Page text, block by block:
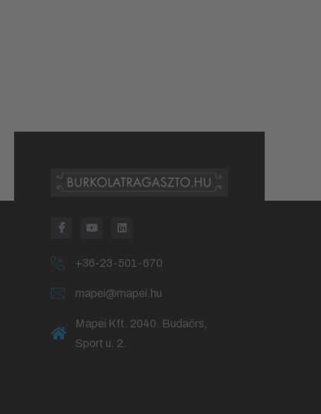
+36-23-501-670
mapei@mapei.hu
Mapei Kft. 2040. Budaörs,
Sport u. 2.